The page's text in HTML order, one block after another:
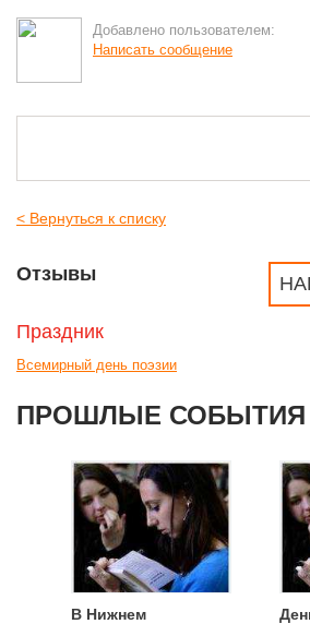
Добавлено пользователем:
Написать сообщение
< Вернуться к списку
Отзывы
Праздник
Всемирный день поэзии
ПРОШЛЫЕ СОБЫТИЯ
В Нижнем